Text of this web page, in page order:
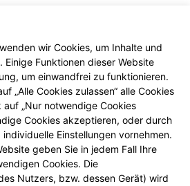
zum
und CAPTCHA
oder per
Anfragen zukommen lassen,
aus dem Formular inklusive der
Kontaktdaten zwecks
Vorbestellung für den Fall
uns gespeichert. Diese
ohne Ihre Einwilligung weiter.
wir Cookies, um Inhalte und
Funktionen dieser Website
um einwandfrei zu funktionieren.
„Alle Cookies zulassen“ alle Cookies
„Nur notwendige Cookies
Cookies akzeptieren, oder durch
Einstellungen vornehmen.
geben Sie in jedem Fall Ihre
Cookies. Die
Nutzers, bzw. dessen Gerät) wird